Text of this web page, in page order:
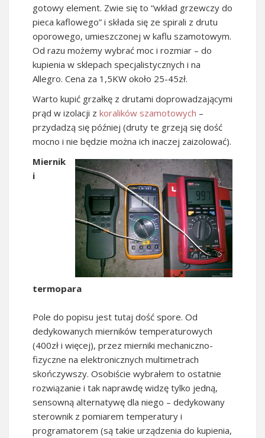
gotowy element. Zwie się to “wkład grzewczy do
pieca kaflowego” i składa się ze spirali z drutu
oporowego, umieszczonej w kaflu szamotowym.
Od razu możemy wybrać moc i rozmiar – do
kupienia w sklepach specjalistycznych i na
Allegro. Cena za 1,5KW około 25-45zł.
Warto kupić grzałkę z drutami doprowadzającymi
prąd w izolacji z koralików szamotowych –
przydadzą się później (druty te grzeją się dość
mocno i nie będzie można ich inaczej zaizolować).
Miernik
i
termopara
Pole do popisu jest tutaj dość spore. Od
dedykowanych mierników temperaturowych
(400zł i więcej), przez mierniki mechaniczno-
fizyczne na elektronicznych multimetrach
skończywszy. Osobiście wybrałem to ostatnie
rozwiązanie i tak naprawdę widzę tylko jedną,
sensowną alternatywę dla niego – dedykowany
sterownik z pomiarem temperatury i
programatorem (są takie urządzenia do kupienia,